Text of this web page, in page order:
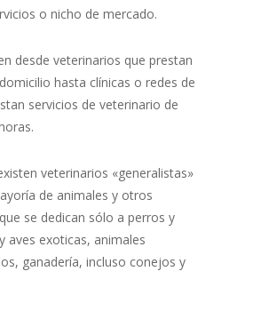
o nicho de mercado.
desde veterinarios que prestan
hasta clínicas o redes de
servicios de veterinario de
veterinarios «generalistas»
de animales y otros
se dedican sólo a perros y
aves exoticas, animales
ganadería, incluso conejos y